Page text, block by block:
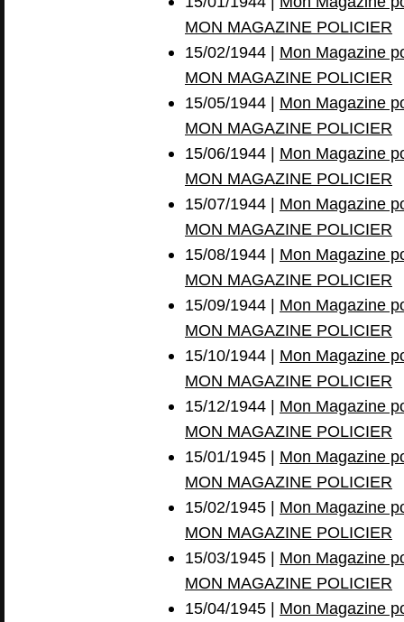
MON MAGAZINE POLICIER
15/02/1944 | Mon Magazine
MON MAGAZINE POLICIER
15/05/1944 | Mon Magazine
MON MAGAZINE POLICIER
15/06/1944 | Mon Magazine
MON MAGAZINE POLICIER
15/07/1944 | Mon Magazine
MON MAGAZINE POLICIER
15/08/1944 | Mon Magazine
MON MAGAZINE POLICIER
15/09/1944 | Mon Magazine
MON MAGAZINE POLICIER
15/10/1944 | Mon Magazine
MON MAGAZINE POLICIER
15/12/1944 | Mon Magazine
MON MAGAZINE POLICIER
15/01/1945 | Mon Magazine
MON MAGAZINE POLICIER
15/02/1945 | Mon Magazine
MON MAGAZINE POLICIER
15/03/1945 | Mon Magazine
MON MAGAZINE POLICIER
15/04/1945 | Mon Magazine